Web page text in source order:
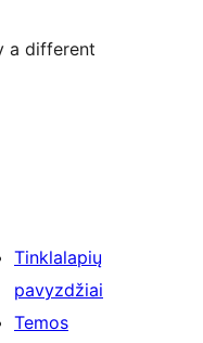
a different
Tinklalapių
pavyzdžiai
Temos